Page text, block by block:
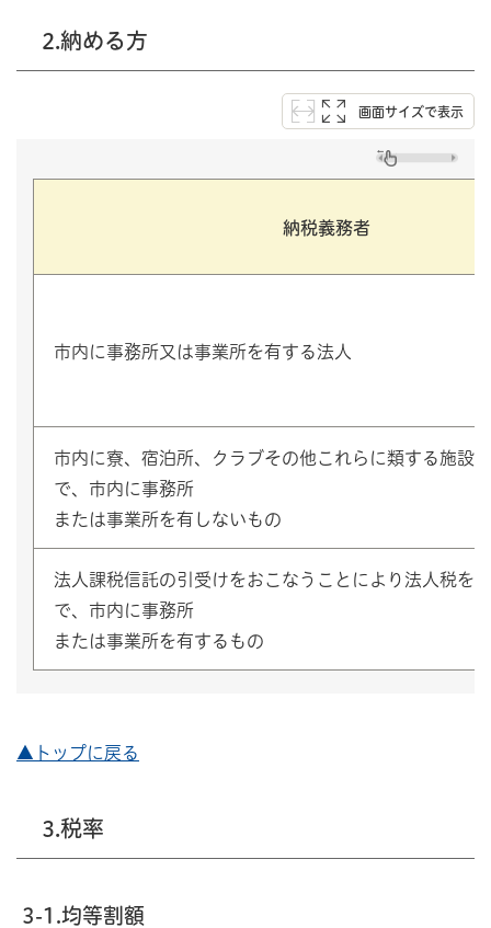
2.納める方
画面サイズで表示
納税義務者
市内に事務所又は事業所を有する法人
市内に寮、宿泊所、クラブその他これらに類する施設
で、市内に事務所
または事業所を有しないもの
法人課税信託の引受けをおこなうことにより法人税を
で、市内に事務所
または事業所を有するもの
▲トップに戻る
3.税率
3-1.均等割額